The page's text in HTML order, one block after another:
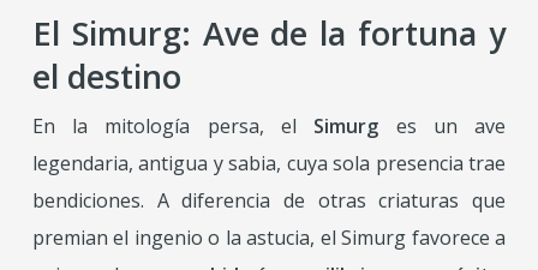
El Simurg: Ave de la fortuna y
el destino
En la mitología persa, el Simurg es un ave
legendaria, antigua y sabia, cuya sola presencia trae
bendiciones. A diferencia de otras criaturas que
premian el ingenio o la astucia, el Simurg favorece a